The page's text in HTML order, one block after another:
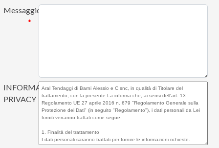
Messaggio
*
INFORMATIVA
PRIVACY